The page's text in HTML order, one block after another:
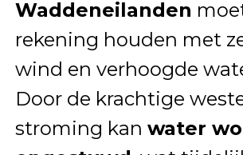
Waddeneilanden
rekening houden met
wind en verhoogde
Door de krachtige
stroming kan water